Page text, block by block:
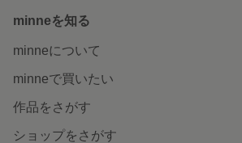
minneを知る
minneについて
minneで買いたい
作品をさがす
ショップをさがす